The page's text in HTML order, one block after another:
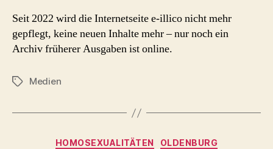
Seit 2022 wird die Internetseite e-illico nicht mehr
gepflegt, keine neuen Inhalte mehr – nur noch ein
Archiv früherer Ausgaben ist online.
Schlagwörter
Medien
Kategorien
HOMOSEXUALITÄTEN OLDENBURG